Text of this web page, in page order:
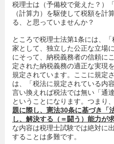
税理士は（予備校で覚えた？）
（計算力）を駆使して税額を計
る、と思っていませんか？
ところで税理士法第1条には、
家として、独立した公正な立場
にそって、納税義務者の信頼に
定された納税義務の適正な実現
規定されています。ここに規定
は、「税法に規定されている内
言い換えれば税法では無い「通
ということになります。つまり、
題に際し、憲法30条に基づき「
し、解決する（＝闘う）能力が
な内容は税理士試験では絶対に
することは多難です。